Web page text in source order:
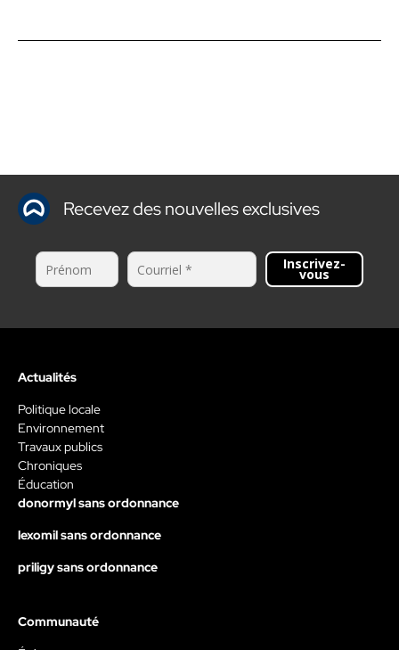
Recevez des nouvelles exclusives
Inscrivez-
vous
Actualités
Politique locale
Environnement
Travaux publics
Chroniques
Éducation
donormyl sans ordonnance
lexomil sans ordonnance
priligy sans ordonnance
Communauté